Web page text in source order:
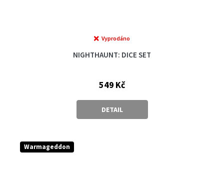
NIGHTHAUNT: DICE SET
Vyprodáno
549 Kč
DETAIL
Warmageddon